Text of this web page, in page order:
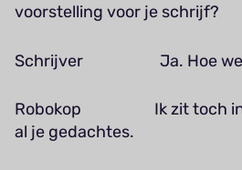
voorstelling voor je schrijf?
Schrijver Ja. Hoe
Robokop Ik zit toch in je
al je gedachtes.